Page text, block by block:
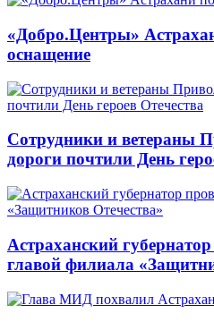
«Добро.Центры»
оснащение
Сотрудники и ветераны
дороги почтили День
Астраханский
главой филиала